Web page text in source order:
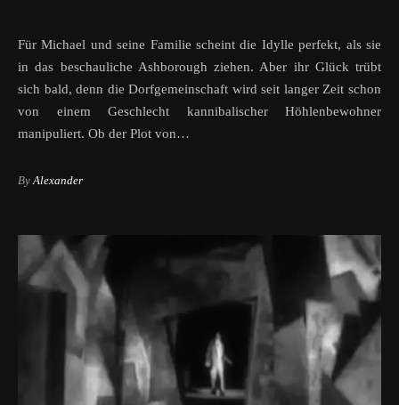
Für Michael und seine Familie scheint die Idylle perfekt, als sie
in das beschauliche Ashborough ziehen. Aber ihr Glück trübt
sich bald, denn die Dorfgemeinschaft wird seit langer Zeit schon
von einem Geschlecht kannibalischer Höhlenbewohner
manipuliert. Ob der Plot von…
By Alexander